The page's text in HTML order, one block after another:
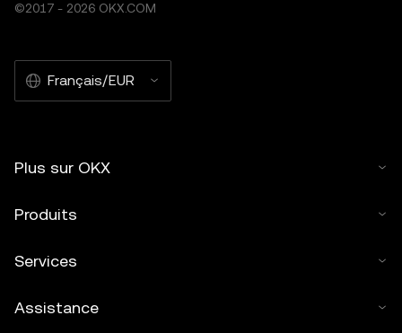
©2017 - 2026 OKX.COM
Français/EUR
Plus sur OKX
Produits
Services
Assistance